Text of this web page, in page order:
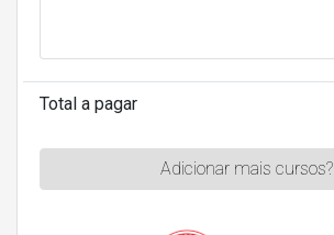
Total a pagar
Adicionar mais cursos?